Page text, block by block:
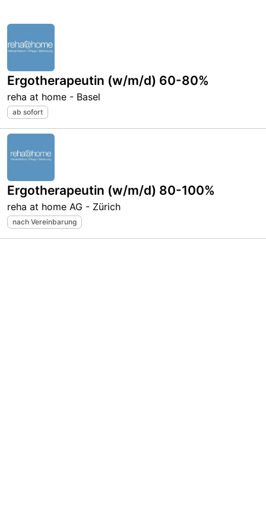
Ergotherapeutin (w/m/d) 60-80%
reha at home - Basel
ab sofort
Ergotherapeutin (w/m/d) 80-100%
reha at home AG - Zürich
nach Vereinbarung